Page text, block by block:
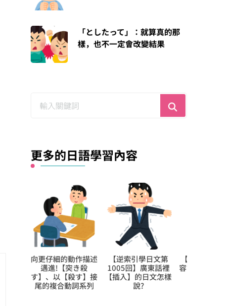
「としたって」：就算真的那
樣，也不一定會改變結果
更多的日語學習內容
【每日學1個日文形
容詞】今日的是【浅
い】
【逆索引學日文第
73回】廣東話裡
【升】的日文怎樣
說?
1日學5個日
【難讀漢字】